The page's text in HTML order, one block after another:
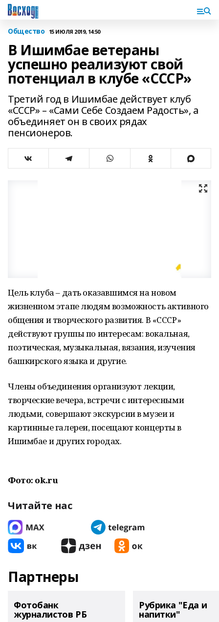
Общество 15 ИЮЛЯ 2019, 14:50
В Ишимбае ветераны
успешно реализуют свой
потенциал в клубе «СССР»
Третий год в Ишимбае действует клуб
«СССР» – «Сами Себе Создаем Радость», а
объединяет он в своих рядах
пенсионеров.
Цель клуба – дать оказавшимся на новом
жизненном этапе людям возможность активного
общения и творческого развития. В «СССР»
действуют группы по интересам: вокальная,
поэтическая, музыкальная, вязания, изучения
башкирского языка и другие.
Члены объединения организуют лекции,
творческие вечера, встречи с интересными
людьми, совершают экскурсии в музеи и
картинные галереи, посещают концерты в
Ишимбае и других городах.
Фото: ok.ru
Читайте нас
Партнеры
Фотобанк
журналистов РБ
Рубрика "Еда и
напитки"